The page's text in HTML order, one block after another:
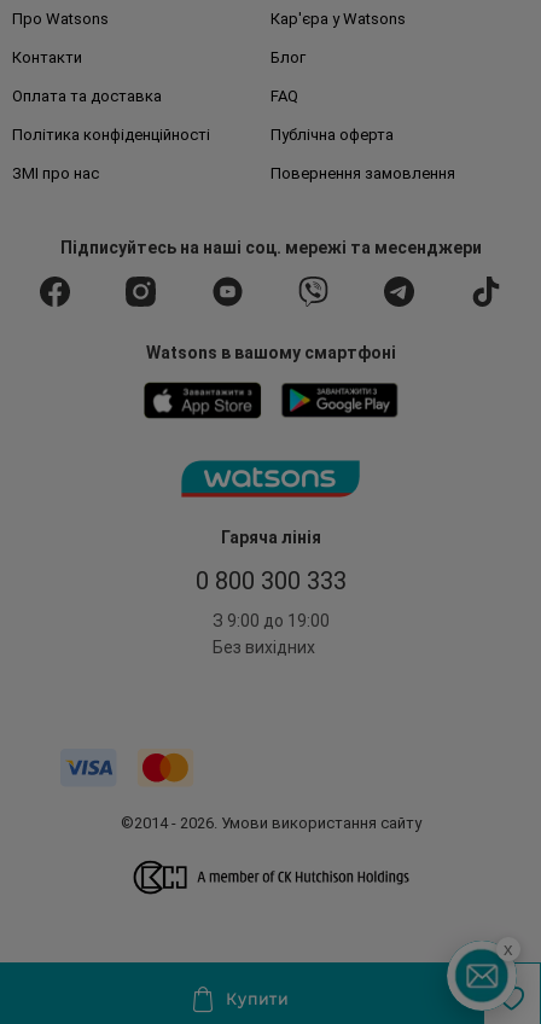
Гаряча лінія
0 800 300 333
З 9:00 до 19:00
Без вихідних
Про Watsons Кар'єра у Watsons
Контакти Блог
Оплата та доставка FAQ
Політика конфіденційності Публічна оферта
ЗМІ про нас Повернення замовлення
Підписуйтесьна наші соц. мережі та месенджери
Watsons в вашому смартфоні
©2014 - 2026. Умови використання сайту
x